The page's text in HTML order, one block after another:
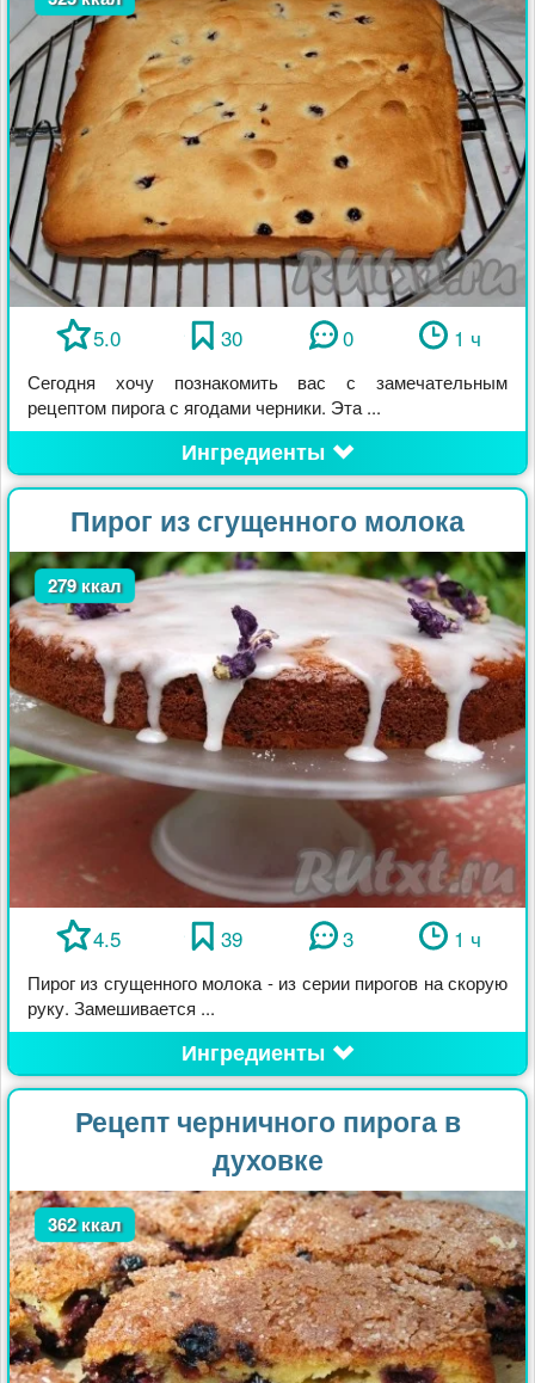
5.0 30 0 1 ч
Сегодня хочу познакомить вас с замечательным
рецептом пирога с ягодами черники. Эта ...
Ингредиенты
Пирог из сгущенного молока
279 ккал
4.5 39 3 1 ч
Пирог из сгущенного молока - из серии пирогов на скорую
руку. Замешивается ...
Ингредиенты
Рецепт черничного пирога в
духовке
362 ккал